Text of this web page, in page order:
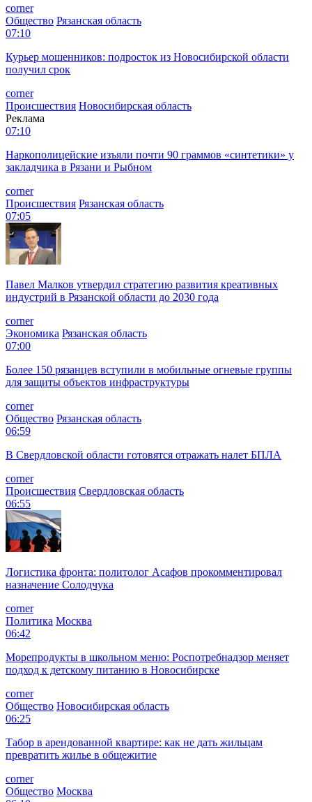
corner
Общество Рязанская область
07:10
Курьер мошенников: подросток из Новосибирской области
получил срок
corner
Происшествия Новосибирская область
Реклама
07:10
Наркополицейские изъяли почти 90 граммов «синтетики» у
закладчика в Рязани и Рыбном
corner
Происшествия Рязанская область
07:05
Павел Малков утвердил стратегию развития креативных
индустрий в Рязанской области до 2030 года
corner
Экономика Рязанская область
07:00
Более 150 рязанцев вступили в мобильные огневые группы
для защиты объектов инфраструктуры
corner
Общество Рязанская область
06:59
В Свердловской области готовятся отражать налет БПЛА
corner
Происшествия Свердловская область
06:55
Логистика фронта: политолог Асафов прокомментировал
назначение Солодчука
corner
Политика Москва
06:42
Морепродукты в школьном меню: Роспотребнадзор меняет
подход к детскому питанию в Новосибирске
corner
Общество Новосибирская область
06:25
Табор в арендованной квартире: как не дать жильцам
превратить жилье в общежитие
corner
Общество Москва